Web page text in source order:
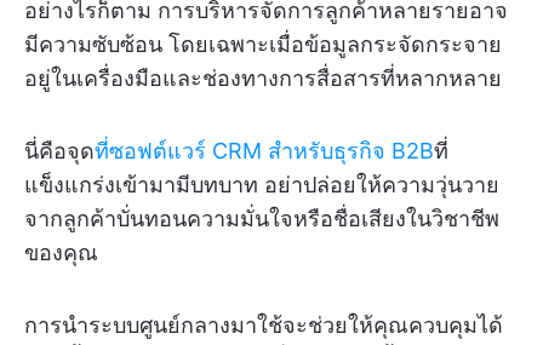
อย่างไรก็ตาม การบริหารจัดการลูกค้าหลายรายอาจ
มีความซับซ้อน โดยเฉพาะเมื่อข้อมูลกระจัดกระจาย
อยู่ในเครื่องมือและช่องทางการสื่อสารที่หลากหลาย
นี่คือจุดที่ซอฟต์แวร์ CRM สำหรับธุรกิจ B2Bที่
แข็งแกร่งเข้ามามีบทบาท อย่าปล่อยให้ความวุ่นวาย
จากลูกค้าบั่นทอนความมั่นใจหรือชื่อเสียงในวิชาชีพ
ของคุณ
การนำระบบศูนย์กลางมาใช้จะช่วยให้คุณควบคุมได้